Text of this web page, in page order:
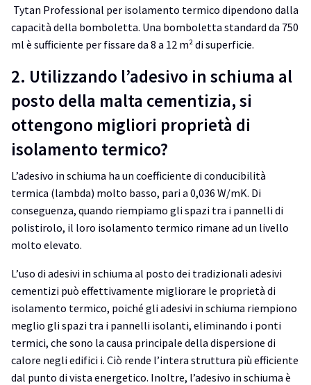
Tytan Professional per isolamento termico dipendono dalla
capacità della bomboletta. Una bomboletta standard da 750
ml è sufficiente per fissare da 8 a 12 m² di superficie.
2. Utilizzando l’adesivo in schiuma al
posto della malta cementizia, si
ottengono migliori proprietà di
isolamento termico?
L’adesivo in schiuma ha un coefficiente di conducibilità
termica (lambda) molto basso, pari a 0,036 W/mK. Di
conseguenza, quando riempiamo gli spazi tra i pannelli di
polistirolo, il loro isolamento termico rimane ad un livello
molto elevato.
L’uso di adesivi in schiuma al posto dei tradizionali adesivi
cementizi può effettivamente migliorare le proprietà di
isolamento termico, poiché gli adesivi in schiuma riempiono
meglio gli spazi tra i pannelli isolanti, eliminando i ponti
termici, che sono la causa principale della dispersione di
calore negli edifici i. Ciò rende l’intera struttura più efficiente
dal punto di vista energetico. Inoltre, l’adesivo in schiuma è